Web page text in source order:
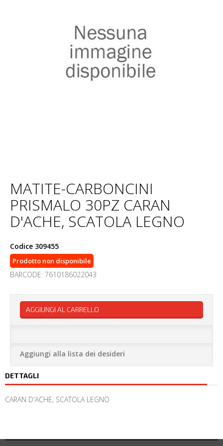
MATITE-CARBONCINI
PRISMALO 30PZ CARAN
D'ACHE, SCATOLA LEGNO
Codice 309455
Prodotto non disponibile
BARCODE: 7610186022043
AGGIUNGI AL CARRELLO
Aggiungi alla lista dei desideri
DETTAGLI
CARAN D'ACHE, SCATOLA LEGNO